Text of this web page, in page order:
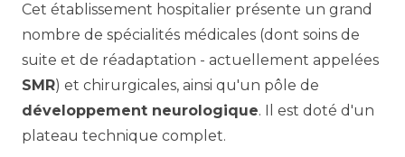
Cet établissement hospitalier présente un grand
nombre de spécialités médicales (dont soins de
suite et de réadaptation - actuellement appelées
SMR) et chirurgicales, ainsi qu'un pôle de
développement neurologique. Il est doté d'un
plateau technique complet.